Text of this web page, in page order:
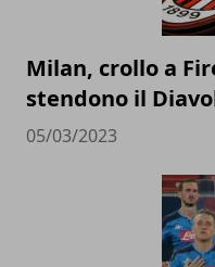
Milan, crollo a
stendono il
05/03/2023